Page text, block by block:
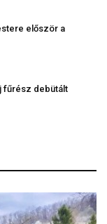
először a
fűrész debütált